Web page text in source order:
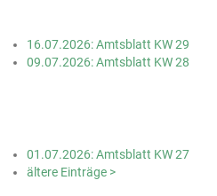
16.07.2026: Amtsblatt KW 29
09.07.2026: Amtsblatt KW 28
01.07.2026: Amtsblatt KW 27
ältere Einträge >